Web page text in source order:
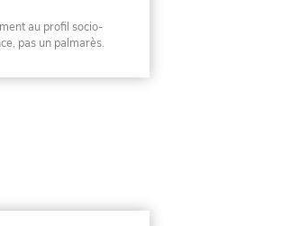
au profil socio-
pas un palmarès.